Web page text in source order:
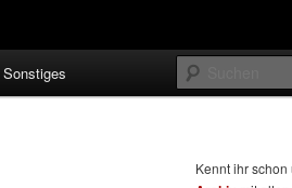
Sonstiges
Kennt ihr schon